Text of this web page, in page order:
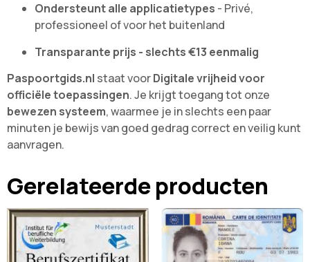
Ondersteunt alle applicatietypes - Privé,
professioneel of voor het buitenland
Transparante prijs - slechts €13 eenmalig
Paspoortgids.nl staat voorDigitale vrijheid voor
officiële toepassingen. Je krijgt toegang tot onze
bewezen systeem, waarmee je in slechts een paar
minuten je bewijs van goed gedrag correct en veilig kunt
aanvragen.
Gerelateerde producten